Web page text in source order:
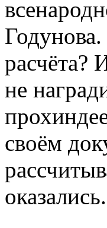
расчёта?
не
своём
оказались.